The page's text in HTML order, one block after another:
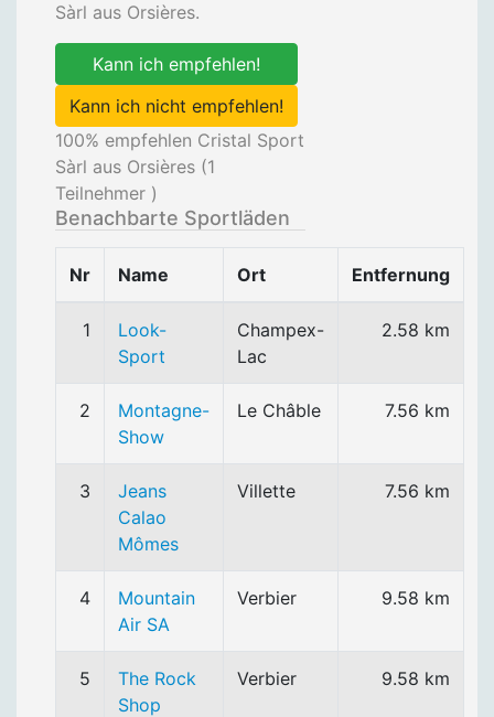
Sàrl aus Orsières.
Kann ich empfehlen!
Kann ich nicht empfehlen!
100% empfehlen Cristal Sport
Sàrl aus Orsières (1
Teilnehmer )
Benachbarte Sportläden
Nr Name Ort Entfernung
1
Look-
Sport
Champex-
Lac
2.58 km
2
Montagne-
Show
Le Châble 7.56 km
3
Jeans
Calao
Mômes
Villette 7.56 km
4
Mountain
Air SA
Verbier 9.58 km
5
The Rock
Shop
Verbier 9.58 km